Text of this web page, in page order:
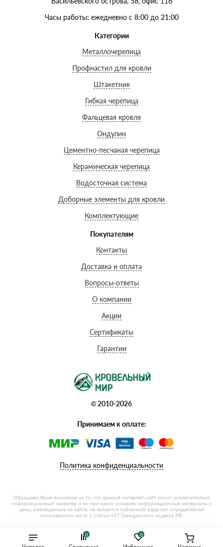
0
0
Часы работы: ежедневно с 8:00 до 21:00
Категории
Металлочерепица
Профнастил для кровли
Штакетник
Гибкая черепица
Фальцевая кровля
Ондулин
Цементно-песчаная черепица
Керамическая черепица
Водосточная система
Доборные элементы для кровли
Комплектующие
Покупателям
Контакты
Доставка и оплата
Вопросы-ответы
О компании
Акции
Сертификаты
Гарантии
© 2010-2026
Принимаем к оплате:
Политика конфиденциальности